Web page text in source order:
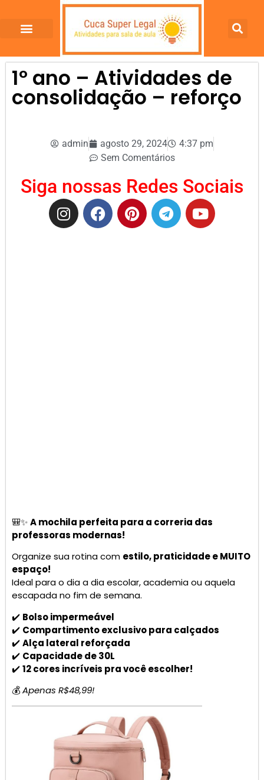
1º ano – Atividades de
consolidação – reforço
admin agosto 29, 2024
4:37 pm
Sem Comentários
Siga nossas Redes Sociais
🎒✨A mochila perfeita para a correria das
professoras modernas!
Organize sua rotina com estilo, praticidade e MUITO
espaço!
Ideal para o dia a dia escolar, academia ou aquela
escapada no fim de semana.
✔️ Bolso impermeável
✔️ Compartimento exclusivo para calçados
✔️Alça lateral reforçada
✔️ Capacidade de 30L
✔️12 cores incríveis pra você escolher!
💰Apenas R$48,99!